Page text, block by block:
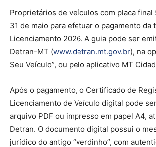
Proprietários de veículos com placa final
31 de maio para efetuar o pagamento da
Licenciamento 2026. A guia pode ser
Detran-MT (www.detran.mt.gov.br), na
Seu Veículo”, ou pelo aplicativo MT
Após o pagamento, o Certificado de
Licenciamento de Veículo digital pode
arquivo PDF ou impresso em papel A4,
Detran. O documento digital possui o
jurídico do antigo “verdinho”, com